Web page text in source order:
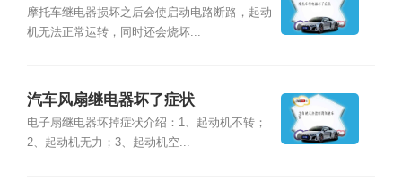
摩托车继电器损坏之后会使启动电路断路，起动
机无法正常运转，同时还会烧坏...
汽车风扇继电器坏了症状
电子扇继电器坏掉症状介绍：1、起动机不转；
2、起动机无力；3、起动机空...